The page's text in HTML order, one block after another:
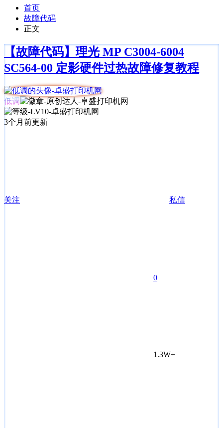
首页
故障代码
正文
【故障代码】理光 MP C3004-6004
SC564-00 定影硬件过热故障修复教程
低调
3个月前更新
关注 私信
0
1.3W+